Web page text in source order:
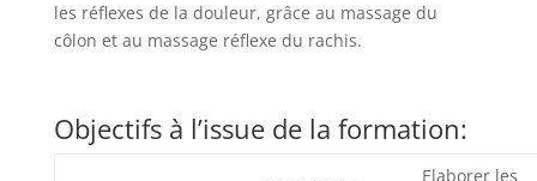
les réflexes de la douleur, grâce au massage du
côlon et au massage réflexe du rachis.
Objectifs à l’issue de la formation:
Elaborer les